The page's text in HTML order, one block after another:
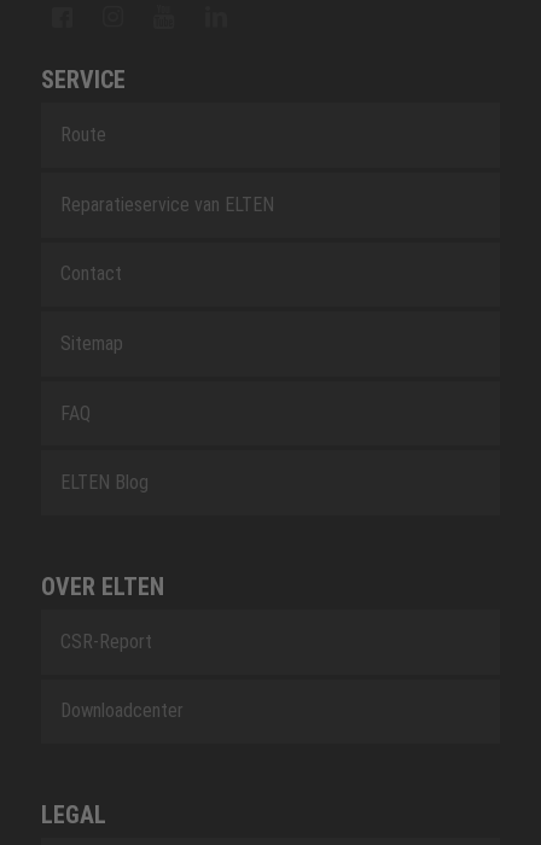
SERVICE
Route
Reparatieservice van ELTEN
Contact
Sitemap
FAQ
ELTEN Blog
OVER ELTEN
CSR-Report
Downloadcenter
LEGAL